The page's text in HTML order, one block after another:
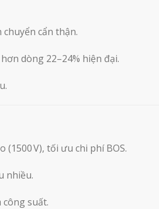
cẩn thận.
dòng 22–24% hiện đại.
V), tối ưu chi phí BOS.
nhiều.
suất.